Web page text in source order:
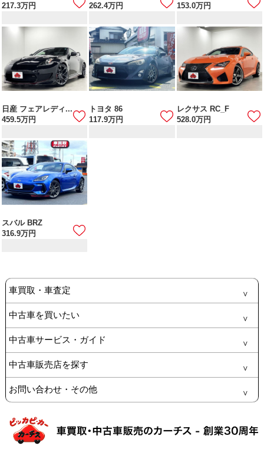
217.3万円
262.4万円
153.0万円
日産 フェアレディ...
459.5万円
トヨタ 86
117.9万円
レクサス RC_F
528.0万円
スバル BRZ
316.9万円
車買取・車査定
中古車を買いたい
中古車サービス・ガイド
中古車販売店を探す
お問い合わせ・その他